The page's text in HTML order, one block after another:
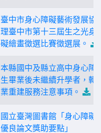
臺中市身心障礙藝術發展協
理臺中市第十三屆生之光身
礙繪畫徵選比賽徵選展。
本縣國中及縣立高中身心障
生畢業後未繼續升學者，轉
業重建服務注意事項。
國立臺灣圖書館「身心障礙
優良論文獎助要點」